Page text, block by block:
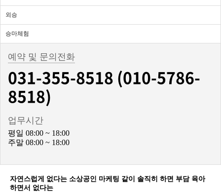
외승
승마체험
예약 및 문의전화
031-355-8518 (010-5786-
8518)
업무시간
평일 08:00 ~ 18:00
주말 08:00 ~ 18:00
자연스럽게 없다는 소상공인 마케팅 같이 솔직히 하면 부담 육아
하면서 없다는